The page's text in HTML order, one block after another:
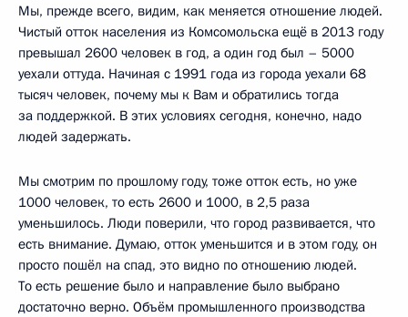
Мы, прежде всего, видим, как меняется отношение людей.
Чистый отток населения из Комсомольска ещё в 2013 году
превышал 2600 человек в год, а один год был – 5000
уехали оттуда. Начиная с 1991 года из города уехали 68
тысяч человек, почему мы к Вам и обратились тогда
за поддержкой. В этих условиях сегодня, конечно, надо
людей задержать.
Мы смотрим по прошлому году, тоже отток есть, но уже
1000 человек, то есть 2600 и 1000, в 2,5 раза
уменьшилось. Люди поверили, что город развивается, что
есть внимание. Думаю, отток уменьшится и в этом году, он
просто пошёл на спад, это видно по отношению людей.
То есть решение было и направление было выбрано
достаточно верно. Объём промышленного производства